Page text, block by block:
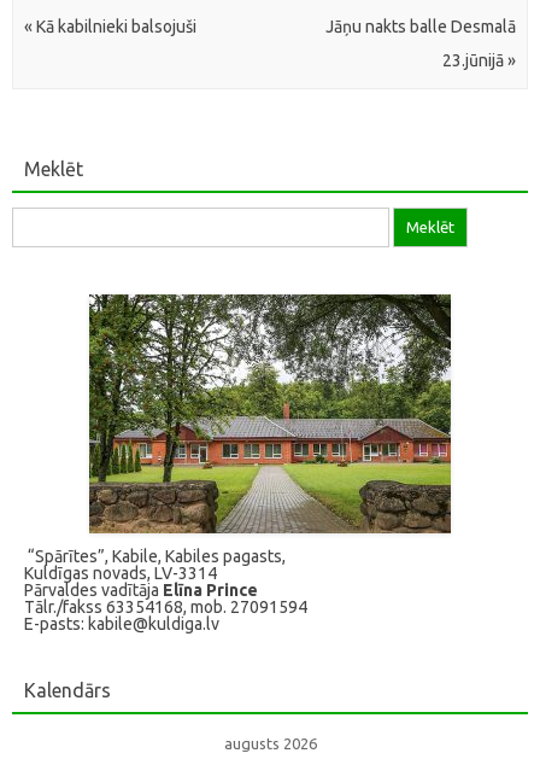
Post navigation
«Kā kabilnieki balsojuši
Jāņu nakts balle Desmalā
23.jūnijā»
Meklēt
“Spārītes”, Kabile, Kabiles pagasts,
Kuldīgas novads, LV-3314
Pārvaldes vadītāja Elīna Prince
Tālr./fakss 63354168, mob. 27091594
E-pasts: kabile@kuldiga.lv
Kalendārs
augusts 2026